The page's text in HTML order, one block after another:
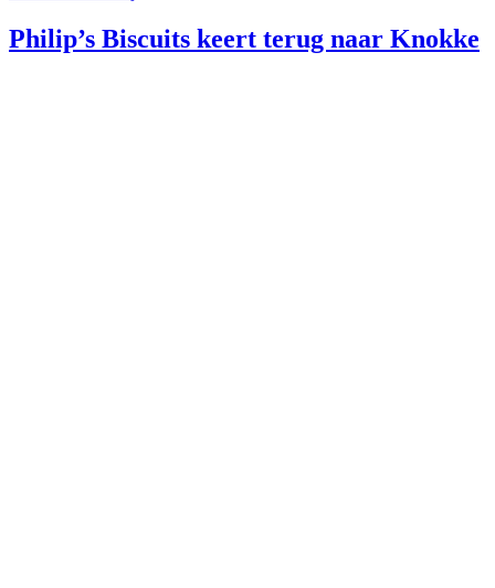
Philip’s Biscuits keert terug naar Knokke